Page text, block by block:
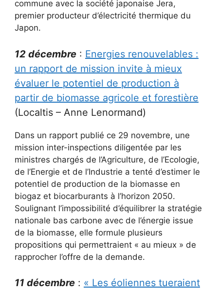
commune avec la société japonaise Jera,
premier producteur d’électricité thermique du
Japon.
12 décembre : Energies renouvelables :
un rapport de mission invite à mieux
évaluer le potentiel de production à
partir de biomasse agricole et forestière
(Localtis – Anne Lenormand)
Dans un rapport publié ce 29 novembre, une
mission inter-inspections diligentée par les
ministres chargés de l’Agriculture, de l’Ecologie,
de l’Energie et de l’Industrie a tenté d’estimer le
potentiel de production de la biomasse en
biogaz et biocarburants à l’horizon 2050.
Soulignant l’impossibilité d’équilibrer la stratégie
nationale bas carbone avec de l’énergie issue
de la biomasse, elle formule plusieurs
propositions qui permettraient « au mieux » de
rapprocher l’offre de la demande.
11 décembre : « Les éoliennes tueraient